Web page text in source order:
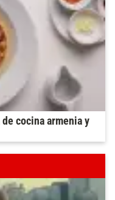
cocina armenia y